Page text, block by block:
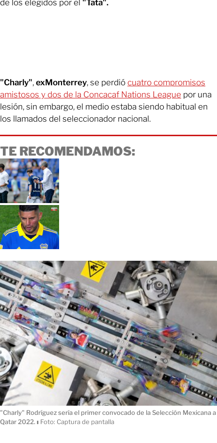
de los elegidos por el "Tata".
"Charly", exMonterrey, se perdió cuatro compromisos
amistosos y dos de la Concacaf Nations League por una
lesión, sin embargo, el medio estaba siendo habitual en
los llamados del seleccionador nacional.
TE RECOMENDAMOS:
"Charly" Rodríguez sería el primer convocado de la Selección Mexicana a
Qatar 2022. ı Foto: Captura de pantalla